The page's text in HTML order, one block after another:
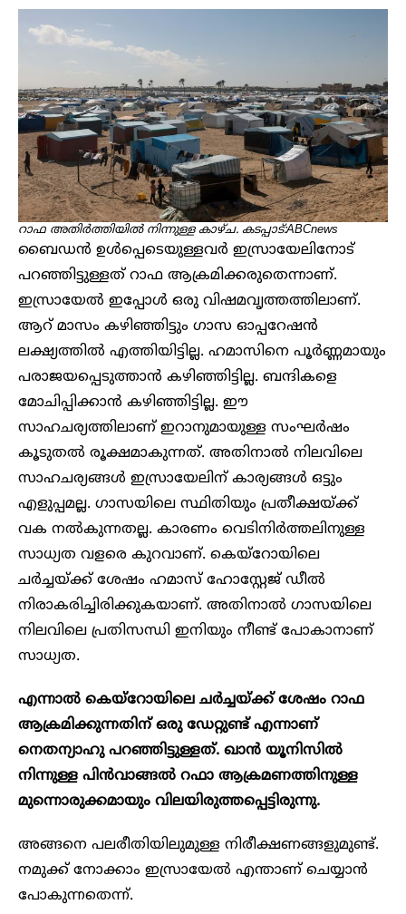
റാഫ അതിർത്തിയിൽ നിന്നുള്ള കാഴ്ച. കടപ്പാട്:ABCnews
ബൈഡൻ ഉൾപ്പെടെയുള്ളവർ ഇസ്രായേലിനോട്
പറഞ്ഞിട്ടുള്ളത് റാഫ ആക്രമിക്കരുതെന്നാണ്.
ഇസ്രായേൽ ഇപ്പോൾ ഒരു വിഷമവൃത്തത്തിലാണ്.
ആറ് മാസം കഴിഞ്ഞിട്ടും ഗാസ ഓപ്പറേഷൻ
ലക്ഷ്യത്തിൽ എത്തിയിട്ടില്ല. ഹമാസിനെ പൂർണ്ണമായും
പരാജയപ്പെടുത്താൻ കഴിഞ്ഞിട്ടില്ല. ബന്ദികളെ
മോചിപ്പിക്കാൻ കഴിഞ്ഞിട്ടില്ല. ഈ
സാഹചര്യത്തിലാണ് ഇറാനുമായുള്ള സംഘർഷം
കൂടുതൽ രൂക്ഷമാകുന്നത്. അതിനാൽ നിലവിലെ
സാഹചര്യങ്ങൾ ഇസ്രായേലിന് കാര്യങ്ങൾ ഒട്ടും
എളുപ്പമല്ല. ഗാസയിലെ സ്ഥിതിയും പ്രതീക്ഷയ്ക്ക്
വക നൽകുന്നതല്ല. കാരണം വെടിനിർത്തലിനുള്ള
സാധ്യത വളരെ കുറവാണ്. കെയ്റോയിലെ
ചർച്ചയ്ക്ക് ശേഷം ഹമാസ് ഹോസ്റ്റേജ് ഡീൽ
നിരാകരിച്ചിരിക്കുകയാണ്. അതിനാൽ ഗാസയിലെ
നിലവിലെ പ്രതിസന്ധി ഇനിയും നീണ്ട് പോകാനാണ്
സാധ്യത.
എന്നാൽ കെയ്റോയിലെ ചർച്ചയ്ക്ക് ശേഷം റാഫ
ആക്രമിക്കുന്നതിന് ഒരു ഡേറ്റുണ്ട് എന്നാണ്
നെതന്യാഹു പറഞ്ഞിട്ടുള്ളത്. ഖാൻ യൂനിസിൽ
നിന്നുള്ള പിൻവാങ്ങൽ റഫാ ആക്രമണത്തിനുള്ള
മുന്നൊരുക്കമായും വിലയിരുത്തപ്പെട്ടിരുന്നു.
അങ്ങനെ പലരീതിയിലുമുള്ള നിരീക്ഷണങ്ങളുമുണ്ട്.
നമുക്ക് നോക്കാം ഇസ്രായേൽ എന്താണ് ചെയ്യാൻ
പോകുന്നതെന്ന്.